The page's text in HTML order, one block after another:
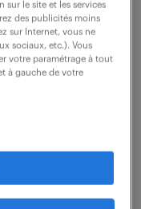
h)
sur le site et les services
des publicités moins
sur Internet, vous ne
sociaux, etc.). Vous
votre paramétrage à tout
à gauche de votre